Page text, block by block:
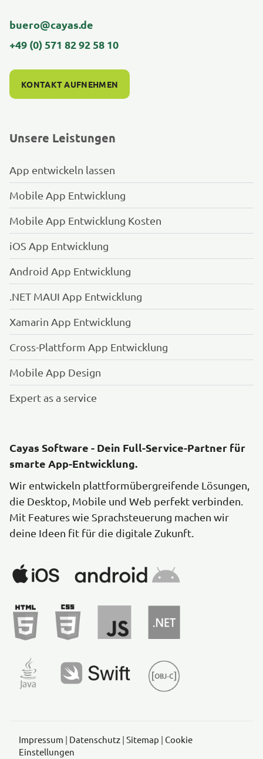
buero@cayas.de
+49 (0) 571 82 92 58 10
KONTAKT AUFNEHMEN
Unsere Leistungen
App entwickeln lassen
Mobile App Entwicklung
Mobile App Entwicklung Kosten
iOS App Entwicklung
Android App Entwicklung
.NET MAUI App Entwicklung
Xamarin App Entwicklung
Cross-Plattform App Entwicklung
Mobile App Design
Expert as a service
Cayas Software - Dein Full-Service-Partner für
smarte App-Entwicklung.
Wir entwickeln plattformübergreifende Lösungen,
die Desktop, Mobile und Web perfekt verbinden.
Mit Features wie Sprachsteuerung machen wir
deine Ideen fit für die digitale Zukunft.
Impressum | Datenschutz | Sitemap | Cookie
Einstellungen